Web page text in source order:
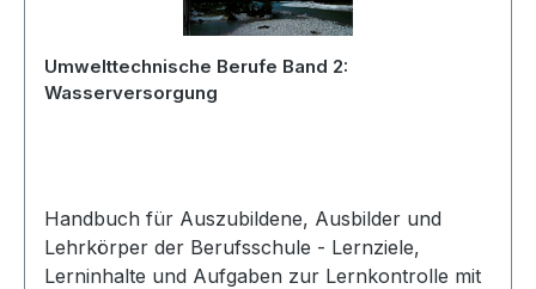
Umwelttechnische Berufe Band 2:
Wasserversorgung
Handbuch für Auszubildene, Ausbilder und
Lehrkörper der Berufsschule - Lernziele,
Lerninhalte und Aufgaben zur Lernkontrolle mit